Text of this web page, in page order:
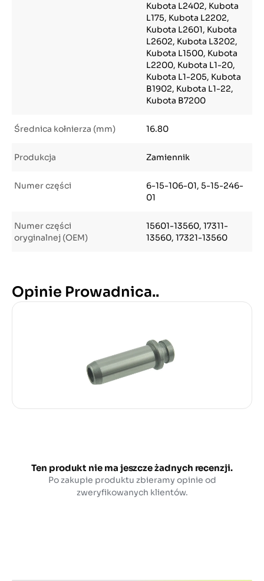
Kubota L2402, Kubota
L175, Kubota L2202,
Kubota L2601, Kubota
L2602, Kubota L3202,
Kubota L1500, Kubota
L2200, Kubota L1-20,
Kubota L1-205, Kubota
B1902, Kubota L1-22,
Kubota B7200
Średnica kołnierza (mm) 16.80
Produkcja Zamiennik
Numer części
6-15-106-01, 5-15-246-
01
Numer części
oryginalnej (OEM)
15601-13560, 17311-
13560, 17321-13560
Opinie Prowadnica..
Ten produkt nie ma jeszcze żadnych recenzji.
Po zakupie produktu zbieramy opinie od
zweryfikowanych klientów.